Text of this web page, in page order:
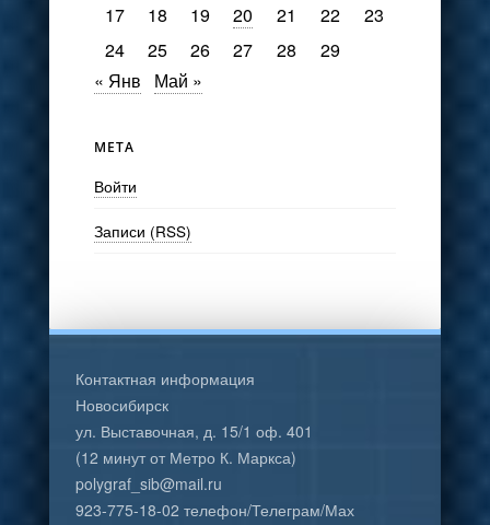
17
18 19 20 21 22
23
24
25 26 27 28
29
« Янв
Май »
МЕТА
Войти
Записи (RSS)
Контактная информация
Новосибирск
ул. Выставочная, д. 15/1 оф. 401
(12 минут от Метро К. Маркса)
polygraf_sib@mail.ru
923-775-18-02 телефон/Телеграм/Мах